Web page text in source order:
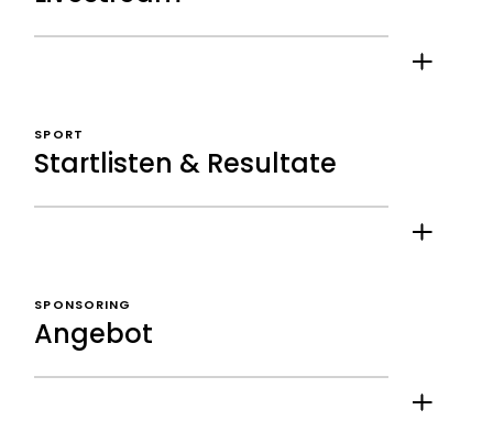
SPORT
Startlisten & Resultate
SPONSORING
Angebot